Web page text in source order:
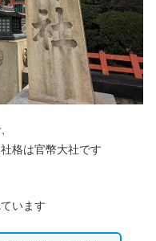
格は官幣大社です
います